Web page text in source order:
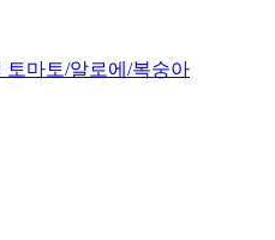
토마토/알로에/복숭아